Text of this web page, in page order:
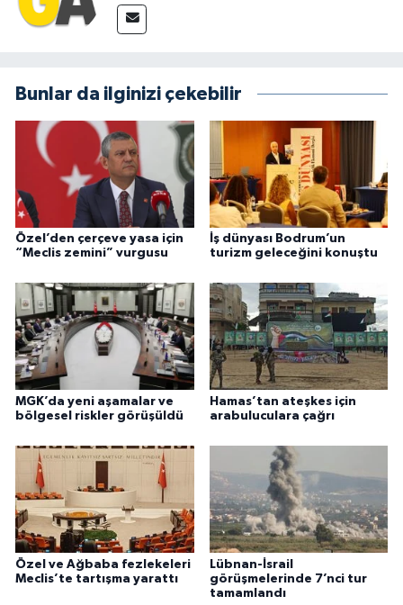
Bunlar da ilginizi çekebilir
Özel’den çerçeve yasa için
“Meclis zemini” vurgusu
İş dünyası Bodrum’un
turizm geleceğini konuştu
MGK’da yeni aşamalar ve
bölgesel riskler görüşüldü
Hamas’tan ateşkes için
arabuluculara çağrı
Özel ve Ağbaba fezlekeleri
Meclis’te tartışma yarattı
Lübnan-İsrail
görüşmelerinde 7’nci tur
tamamlandı